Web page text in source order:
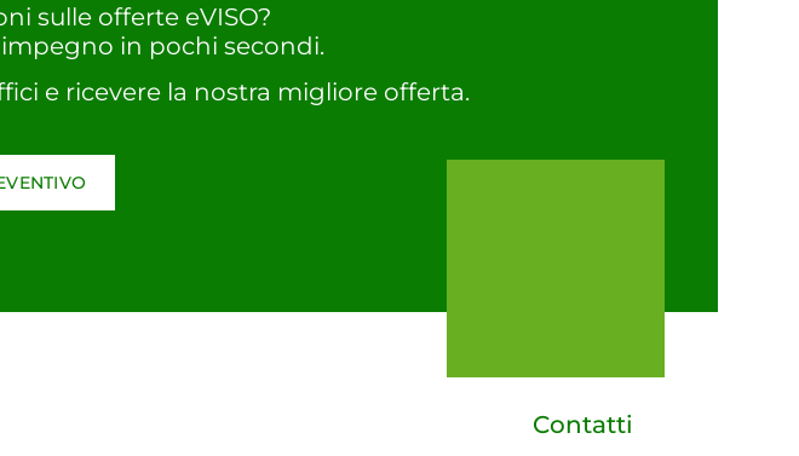
sulle offerte eVISO?
in pochi secondi.
e ricevere la nostra migliore offerta.
Contatti